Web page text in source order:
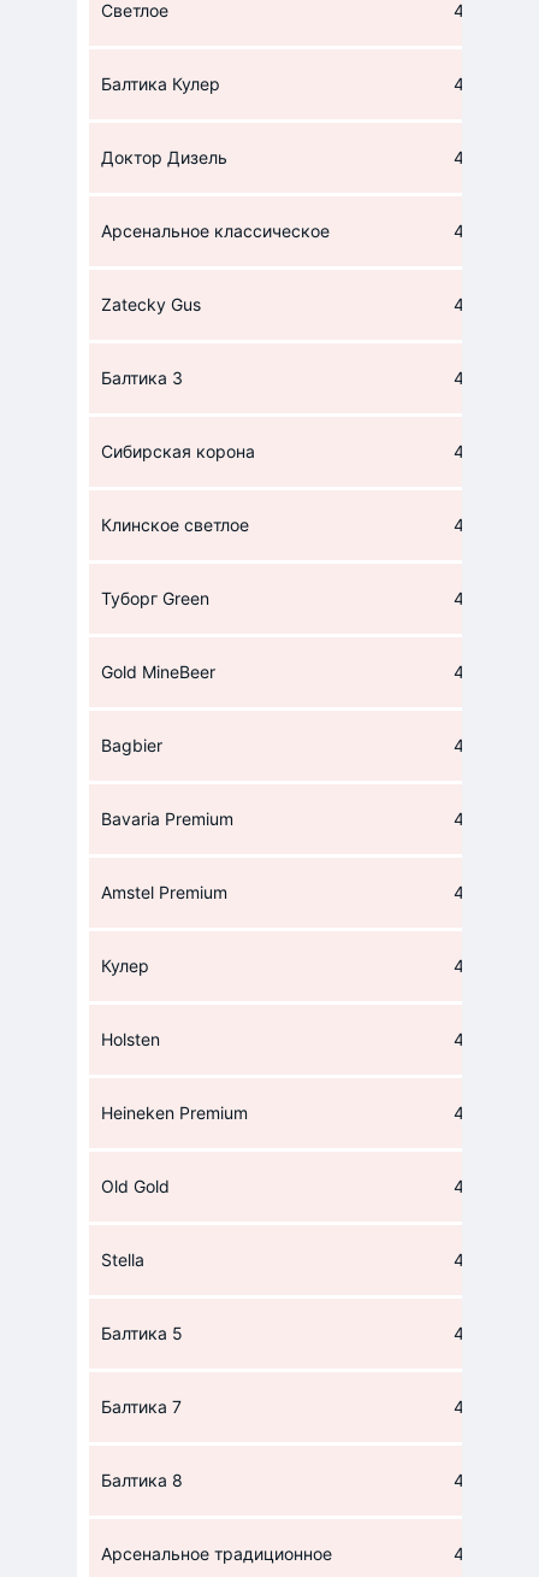
Светлое 41
Балтика Кулер 41
Доктор Дизель 41
Арсенальное классическое 41
Zatecky Gus 41
Балтика 3 42
Сибирская корона 42
Клинское светлое 42
Туборг Green 42
Gold MineBeer 42
Bagbier 42
Bavaria Premium 42
Amstel Premium 42
Кулер 43
Holsten 43
Heineken Premium 43
Old Gold 44
Stella 44
Балтика 5 45
Балтика 7 45
Балтика 8 45
Арсенальное традиционное 45